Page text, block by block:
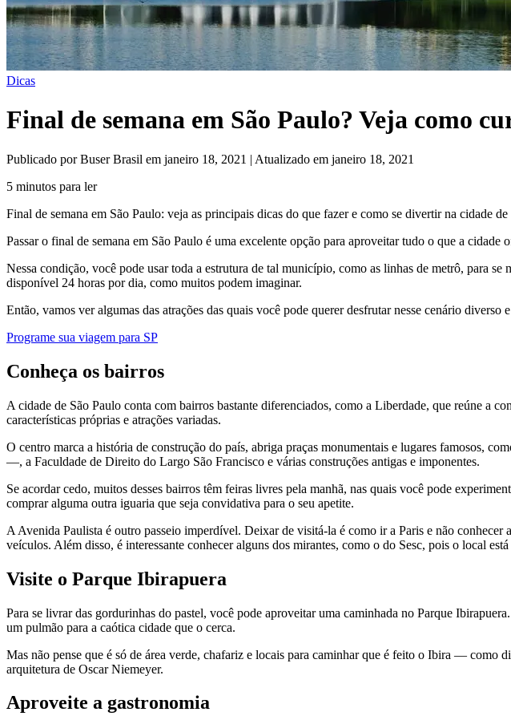
Dicas
Final de semana em São Paulo? Veja como
Publicado por Buser Brasil em janeiro 18, 2021 | Atualizado em janeiro 18, 2021
5 minutos para ler
Final de semana em São Paulo: veja as principais dicas do que fazer e como se divertir na cidade
Passar o final de semana em São Paulo é uma excelente opção para aproveitar tudo o que a
Nessa condição, você pode usar toda a estrutura de tal município, como as linhas de metrô, para
disponível 24 horas por dia, como muitos podem imaginar.
Então, vamos ver algumas das atrações das quais você pode querer desfrutar nesse cenário
Programe sua viagem para SP
Conheça os bairros
A cidade de São Paulo conta com bairros bastante diferenciados, como a Liberdade, que reúne a
características próprias e atrações variadas.
O centro marca a história de construção do país, abriga praças monumentais e lugares famosos,
—, a Faculdade de Direito do Largo São Francisco e várias construções antigas e imponentes.
Se acordar cedo, muitos desses bairros têm feiras livres pela manhã, nas quais você pode
comprar alguma outra iguaria que seja convidativa para o seu apetite.
A Avenida Paulista é outro passeio imperdível. Deixar de visitá-la é como ir a Paris e não
veículos. Além disso, é interessante conhecer alguns dos mirantes, como o do Sesc, pois o local
Visite o Parque Ibirapuera
Para se livrar das gordurinhas do pastel, você pode aproveitar uma caminhada no Parque
um pulmão para a caótica cidade que o cerca.
Mas não pense que é só de área verde, chafariz e locais para caminhar que é feito o Ibira — como
arquitetura de Oscar Niemeyer.
Aproveite a gastronomia